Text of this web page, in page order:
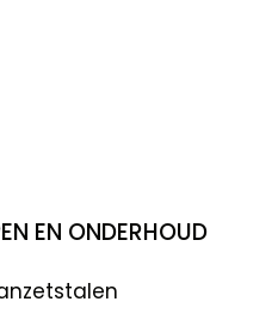
EN ONDERHOUD